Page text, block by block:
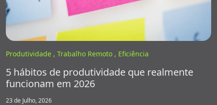
Produtividade , Trabalho Remoto , Eficiência
5 hábitos de produtividade que realmente
funcionam em 2026
23 de Julho, 2026